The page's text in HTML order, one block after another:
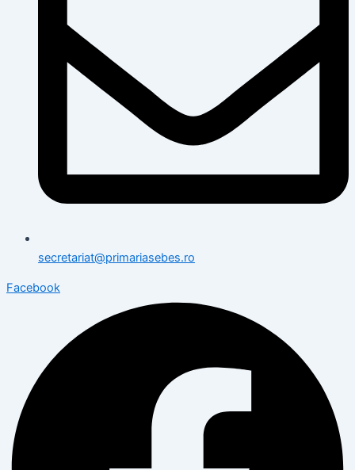
secretariat@primariasebes.ro
Facebook